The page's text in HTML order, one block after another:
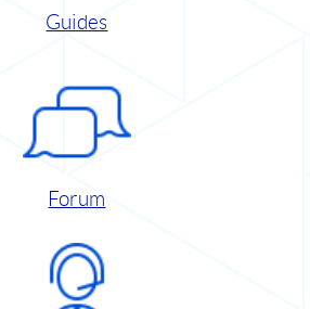
Guides
Forum